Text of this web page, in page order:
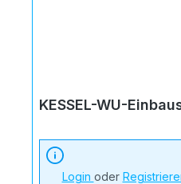
KESSEL-WU-
Login oder